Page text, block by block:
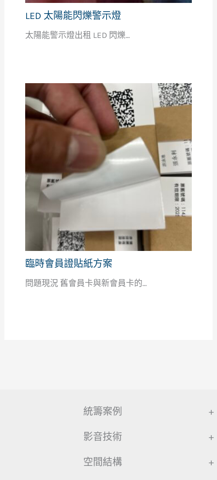
LED 太陽能閃爍警示燈
太陽能警示燈出租 LED 閃爍...
臨時會員證貼紙方案
問題現況 舊會員卡與新會員卡的...
統籌案例 +
影音技術 +
空間結構 +